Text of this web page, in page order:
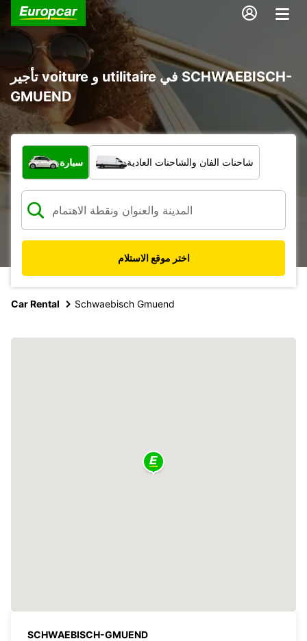
تأجير voiture و utilitaire في SCHWAEBISCH-
GMUEND
ما نوع المركبة؟
سيارة شاحنات الفان والشاحنات العادية
اختر موقع الاستلام
Car Rental Schwaebisch Gmuend
SCHWAEBISCH-GMUEND